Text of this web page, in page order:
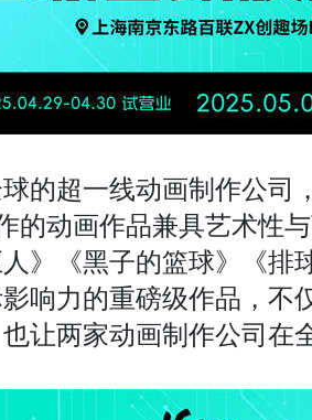
超一线动画制作公司
的动画作品兼具艺术性
》《黑子的篮球》《排
响力的重磅级作品，不
也让两家动画制作公司在